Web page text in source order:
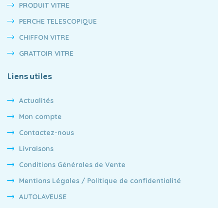
PRODUIT VITRE
PERCHE TELESCOPIQUE
CHIFFON VITRE
GRATTOIR VITRE
Liens utiles
Actualités
Mon compte
Contactez-nous
Livraisons
Conditions Générales de Vente
Mentions Légales / Politique de confidentialité
AUTOLAVEUSE